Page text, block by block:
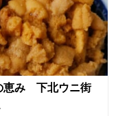
恵み 下北ウニ街